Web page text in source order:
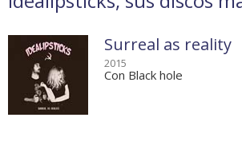
Surreal as reality
2015
Con Black hole